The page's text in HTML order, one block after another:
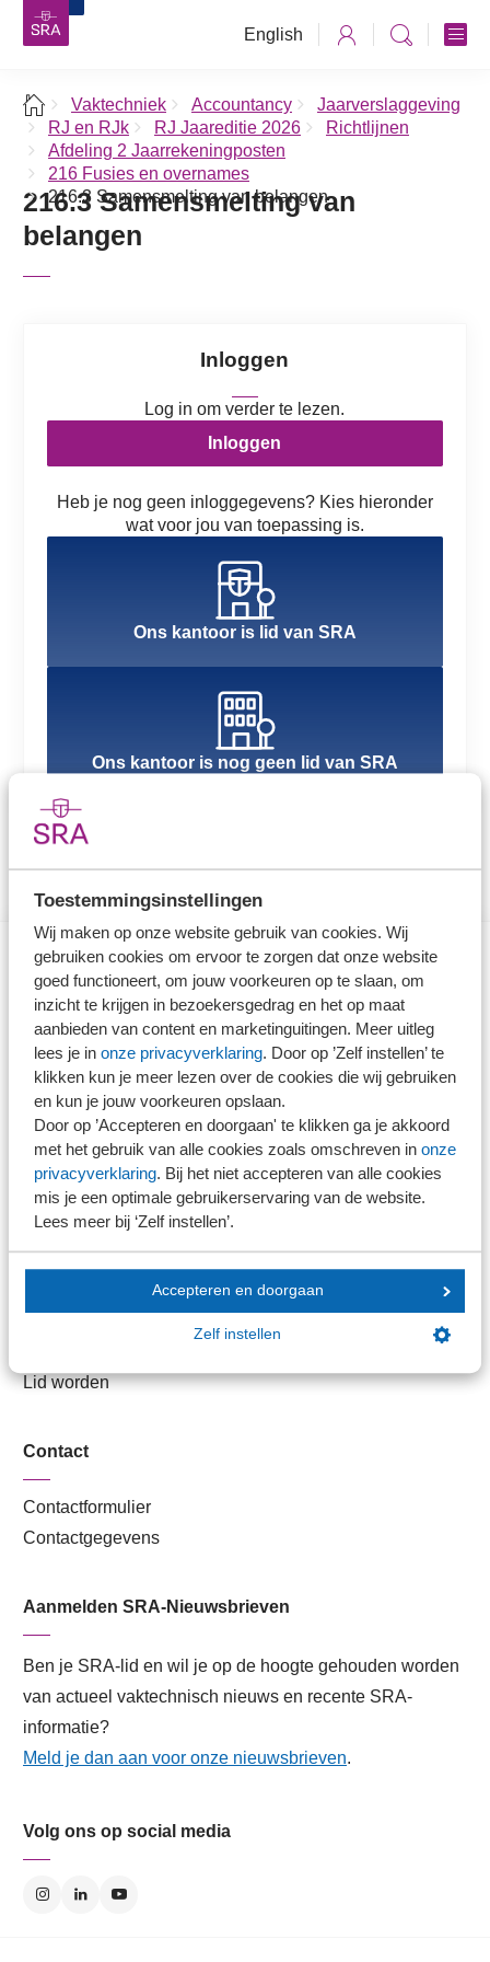
Toestemmingsinstellingen
Wij maken op onze website gebruik van cookies. Wij
gebruiken cookies om ervoor te zorgen dat onze website
goed functioneert, om jouw voorkeuren op te slaan, om
inzicht te krijgen in bezoekersgedrag en het op maat
aanbieden van content en marketinguitingen. Meer uitleg
lees je in onze privacyverklaring. Door op ’Zelf instellen’ te
klikken kun je meer lezen over de cookies die wij gebruiken
en kun je jouw voorkeuren opslaan.
Door op ’Accepteren en doorgaan' te klikken ga je akkoord
met het gebruik van alle cookies zoals omschreven in onze
privacyverklaring. Bij het niet accepteren van alle cookies
mis je een optimale gebruikerservaring van de website.
Lees meer bij ‘Zelf instellen’.
Accepteren en doorgaan
Zelf instellen
English
Vaktechniek Accountancy
Jaarverslaggeving
RJ en RJk
RJ Jaareditie 2026
Richtlijnen
Afdeling 2 Jaarrekeningposten
216 Fusies en overnames
216.3 Samensmelting van belangen
216.3 Samensmelting van
belangen
Inloggen
Log in om verder te lezen.
Inloggen
Heb je nog geen inloggegevens? Kies hieronder
wat voor jou van toepassing is.
Ons kantoor is lid van SRA
Ons kantoor is nog geen lid van SRA
Direct naar
Stel je vaktechnische vraag
Branche in Zicht
Dossiers
Kantoorvinder
Nieuwsbank
Handige links
Veilig bestanden delen
Lid worden
Contact
Contactformulier
Contactgegevens
Aanmelden SRA-Nieuwsbrieven
Ben je SRA-lid en wil je op de hoogte gehouden worden
van actueel vaktechnisch nieuws en recente SRA-
informatie?
Meld je dan aan voor onze nieuwsbrieven.
Volg ons op social media